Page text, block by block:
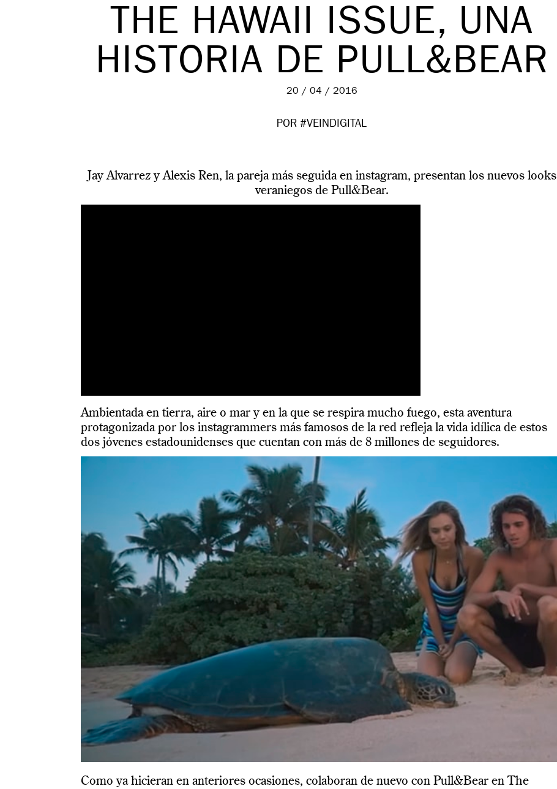
THE HAWAII ISSUE, UNA
HISTORIA DE PULL&BEAR
20 / 04 / 2016
POR #VEINDIGITAL
Jay Alvarrez y Alexis Ren, la pareja más seguida en instagram, presentan los nuevos looks
veraniegos de Pull&Bear.
Ambientada en tierra, aire o mar y en la que se respira mucho fuego, esta aventura
protagonizada por los instagrammers más famosos de la red refleja la vida idílica de estos
dos jóvenes estadounidenses que cuentan con más de 8 millones de seguidores.
Como ya hicieran en anteriores ocasiones, colaboran de nuevo con Pull&Bear en The